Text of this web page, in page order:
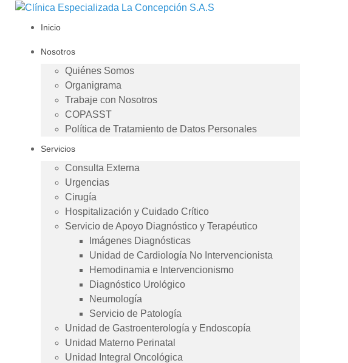
Inicio
Nosotros
Quiénes Somos
Organigrama
Trabaje con Nosotros
COPASST
Política de Tratamiento de Datos Personales
Servicios
Consulta Externa
Urgencias
Cirugía
Hospitalización y Cuidado Crítico
Servicio de Apoyo Diagnóstico y Terapéutico
Imágenes Diagnósticas
Unidad de Cardiología No Intervencionista
Hemodinamia e Intervencionismo
Diagnóstico Urológico
Neumología
Servicio de Patología
Unidad de Gastroenterología y Endoscopía
Unidad Materno Perinatal
Unidad Integral Oncológica